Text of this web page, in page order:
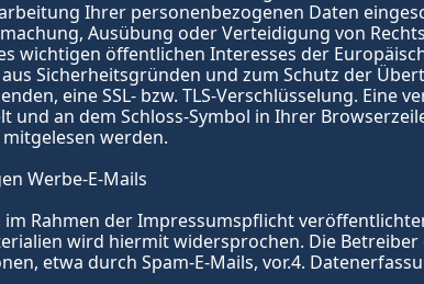
Ihrer personenbezogenen Daten
Ausübung oder Verteidigung von
wichtigen öffentlichen Interesses der
Sicherheitsgründen und zum Schutz der
eine SSL- bzw. TLS-Verschlüsselung. Eine
und an dem Schloss-Symbol in Ihrer
werden.
Werbe-E-Mails
im Rahmen der Impressumspflicht
wird hiermit widersprochen. Die
etwa durch Spam-E-Mails, vor.4.